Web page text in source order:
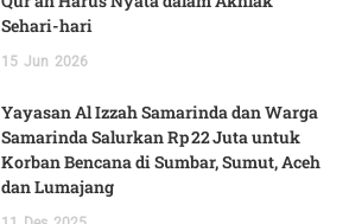
Sehari-hari
15 Jun 2026
Yayasan Al Izzah Samarinda dan Warga
Samarinda Salurkan Rp 22 Juta untuk
Korban Bencana di Sumbar, Sumut, Aceh
dan Lumajang